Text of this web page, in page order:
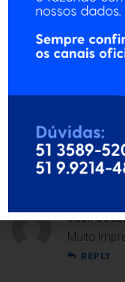
Ana Beatriz
Agradeço
Abraços,
Enzo
Muito
REPLY
Juan
Muito
REPLY